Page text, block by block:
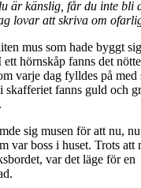
är känslig, får du inte bli
lovar att skriva om
mus som hade byggt
hörnskåp fanns det
varje dag fylldes på
fanns guld och
sig musen för att nu,
var boss i huset. Trots att
var det läge för en